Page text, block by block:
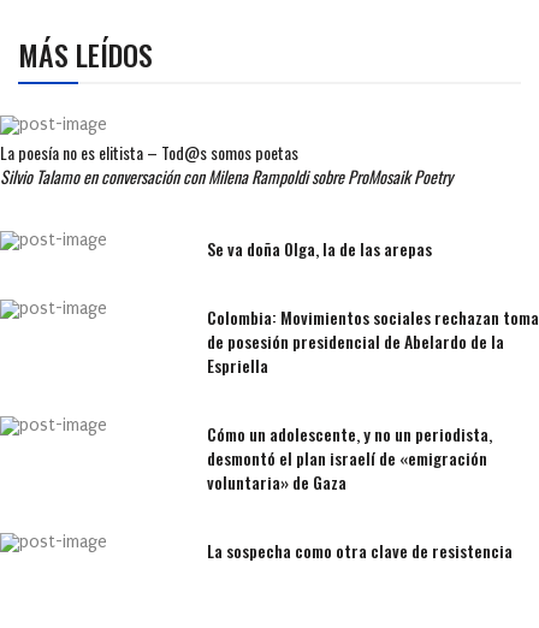
MÁS LEÍDOS
La poesía no es elitista – Tod@s somos poetas
Silvio Talamo en conversación con Milena Rampoldi sobre ProMosaik Poetry
Se va doña Olga, la de las arepas
Colombia: Movimientos sociales rechazan toma
de posesión presidencial de Abelardo de la
Espriella
Cómo un adolescente, y no un periodista,
desmontó el plan israelí de «emigración
voluntaria» de Gaza
La sospecha como otra clave de resistencia